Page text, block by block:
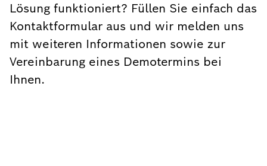
Lösung funktioniert? Füllen Sie einfach das
Kontaktformular aus und wir melden uns
mit weiteren Informationen sowie zur
Vereinbarung eines Demotermins bei
Ihnen.